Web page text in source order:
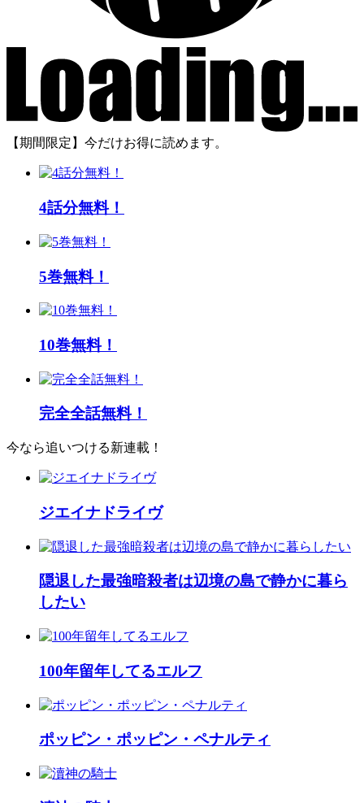
【期間限定】今だけお得に読めます。
4話分無料！
5巻無料！
10巻無料！
完全全話無料！
今なら追いつける新連載！
ジエイナドライヴ
隠退した最強暗殺者は辺境の島で静かに暮ら
したい
100年留年してるエルフ
ポッピン・ポッピン・ペナルティ